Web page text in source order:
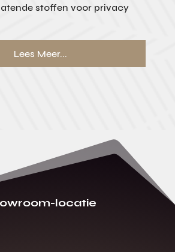
stoffen voor privacy
Lees Meer...
locatie